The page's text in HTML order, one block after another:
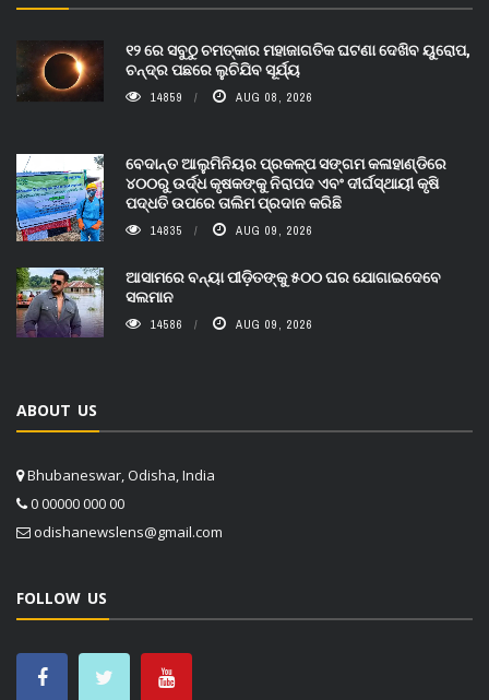
୧୨ ରେ ସବୁଠୁ ଚମତ୍କାର ମହାଜାଗତିକ ଘଟଣା ଦେଖିବ ୟୁରୋପ,
ଚନ୍ଦ୍ର ପଛରେ ଲୁଚିଯିବ ସୂର୍ଯ୍ୟ
14859 AUG 08, 2026
ବେଦାନ୍ତ ଆଲୁମିନିୟର ପ୍ରକଳ୍ପ ସଙ୍ଗମ କଳାହାଣ୍ଡିରେ
୪୦୦ରୁ ଉର୍ଦ୍ଧ କୃଷକଙ୍କୁ ନିରାପଦ ଏବଂ ଦୀର୍ଘସ୍ଥାୟୀ କୃଷି
ପଦ୍ଧତି ଉପରେ ତାଲିମ ପ୍ରଦାନ କରିଛି
14835 AUG 09, 2026
ଆସାମରେ ବନ୍ୟା ପୀଡ଼ିତଙ୍କୁ ୫୦୦ ଘର ଯୋଗାଇଦେବେ
ସଲମାନ
14586 AUG 09, 2026
ABOUT US
Bhubaneswar, Odisha, India
0 00000 000 00
odishanewslens@gmail.com
FOLLOW US